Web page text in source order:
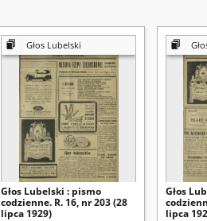
Głos Lubelski
Głos Lubelski : pismo
codzienne. R. 16, nr 203 (28
lipca 1929)
Głos
lipca